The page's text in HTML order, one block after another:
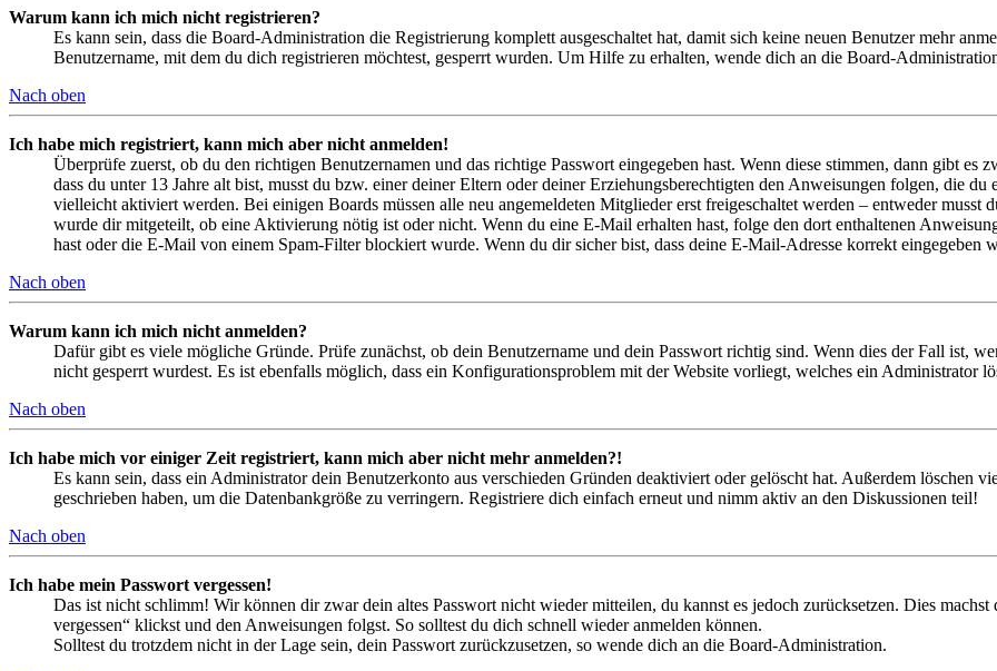
Warum kann ich mich nicht registrieren?
Es kann sein, dass die Board-Administration die Registrierung komplett ausgeschaltet hat, damit sich keine neuen Benutzer mehr
Benutzername, mit dem du dich registrieren möchtest, gesperrt wurden. Um Hilfe zu erhalten, wende dich an die Board-
Nach oben
Ich habe mich registriert, kann mich aber nicht anmelden!
Überprüfe zuerst, ob du den richtigen Benutzernamen und das richtige Passwort eingegeben hast. Wenn diese stimmen, dann gibt es
dass du unter 13 Jahre alt bist, musst du bzw. einer deiner Eltern oder deiner Erziehungsberechtigten den Anweisungen folgen, die
vielleicht aktiviert werden. Bei einigen Boards müssen alle neu angemeldeten Mitglieder erst freigeschaltet werden – entweder musst
wurde dir mitgeteilt, ob eine Aktivierung nötig ist oder nicht. Wenn du eine E-Mail erhalten hast, folge den dort enthaltenen
hast oder die E-Mail von einem Spam-Filter blockiert wurde. Wenn du dir sicher bist, dass deine E-Mail-Adresse korrekt eingegeben
Nach oben
Warum kann ich mich nicht anmelden?
Dafür gibt es viele mögliche Gründe. Prüfe zunächst, ob dein Benutzername und dein Passwort richtig sind. Wenn dies der Fall ist,
nicht gesperrt wurdest. Es ist ebenfalls möglich, dass ein Konfigurationsproblem mit der Website vorliegt, welches ein Administrator
Nach oben
Ich habe mich vor einiger Zeit registriert, kann mich aber nicht mehr anmelden?!
Es kann sein, dass ein Administrator dein Benutzerkonto aus verschieden Gründen deaktiviert oder gelöscht hat. Außerdem löschen
geschrieben haben, um die Datenbankgröße zu verringern. Registriere dich einfach erneut und nimm aktiv an den Diskussionen teil!
Nach oben
Ich habe mein Passwort vergessen!
Das ist nicht schlimm! Wir können dir zwar dein altes Passwort nicht wieder mitteilen, du kannst es jedoch zurücksetzen. Dies
vergessen“ klickst und den Anweisungen folgst. So solltest du dich schnell wieder anmelden können.
Solltest du trotzdem nicht in der Lage sein, dein Passwort zurückzusetzen, so wende dich an die Board-Administration.